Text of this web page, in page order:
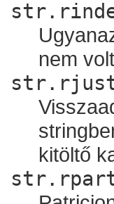
nem
kitöltő